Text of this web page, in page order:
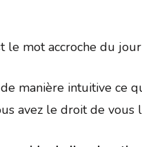
le mot accroche du
manière intuitive ce
avez le droit de vous